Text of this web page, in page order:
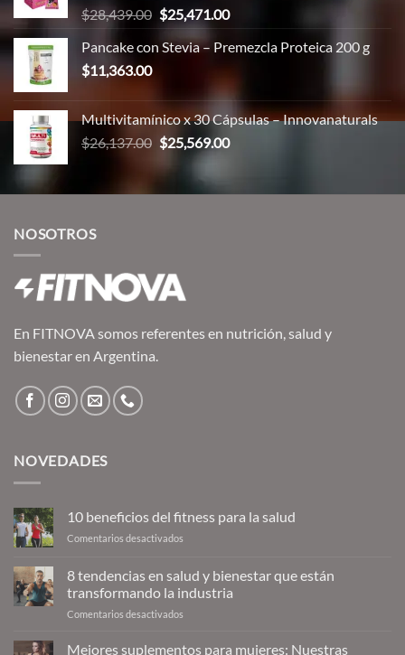
$28,439.00 El
precio
original
$28,439.00.
$25,471.00El
precio
actual
es:
$25,471.00.
Pancake con Stevia – Premezcla Proteica 200 g
$11,363.00
Multivitamínico x 30 Cápsulas – Innovanaturals
$26,137.00 El
precio
original
era:
$25,569.00El
es:
NOSOTROS
En FITNOVA somos referentes en nutrición, salud y
bienestar en Argentina.
NOVEDADES
10 beneficios del fitness para la salud
Comentarios desactivados
del
fitness
salud
8 tendencias en salud y bienestar que están
transformando la industria
Comentarios desactivados
tendencias
Mejores suplementos para mujeres: Nuestras